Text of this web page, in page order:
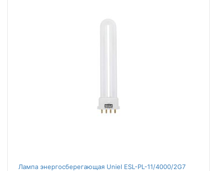
Лампа энергосберегающая Uniel ESL-PL-11/4000/2G7